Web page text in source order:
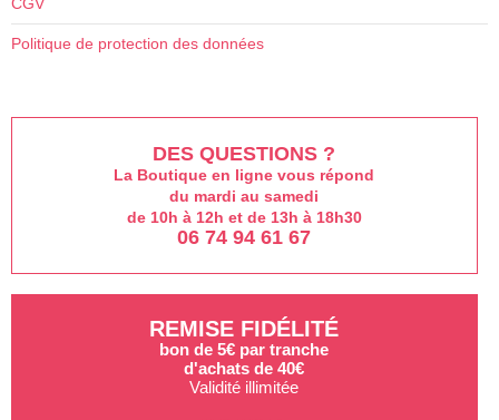
Politique de protection des données
DES QUESTIONS ?
La Boutique en ligne vous répond
du mardi au samedi
de 10h à 12h et de 13h à 18h30
06 74 94 61 67
REMISE FIDÉLITÉ
bon de 5€ par tranche
d'achats de 40€
Validité illimitée